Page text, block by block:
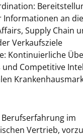
Informationen an
Supply Chain
Verkaufsziele
Kontinuierliche
Competitive
im
Vertrieb,